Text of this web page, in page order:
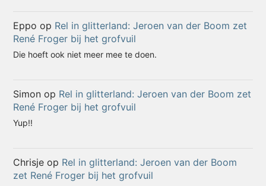
Eppo op Rel in glitterland: Jeroen van der Boom zet
René Froger bij het grofvuil
Die hoeft ook niet meer mee te doen.
Simon op Rel in glitterland: Jeroen van der Boom zet
René Froger bij het grofvuil
Yup!!
Chrisje op Rel in glitterland: Jeroen van der Boom
zet René Froger bij het grofvuil